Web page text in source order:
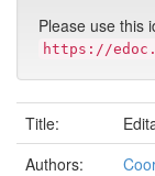
Please use this
https://
Title:
Authors: